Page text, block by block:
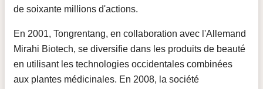
de soixante millions d'actions.
En 2001, Tongrentang, en collaboration avec l'Allemand
Mirahi Biotech, se diversifie dans les produits de beauté
en utilisant les technologies occidentales combinées
aux plantes médicinales. En 2008, la société